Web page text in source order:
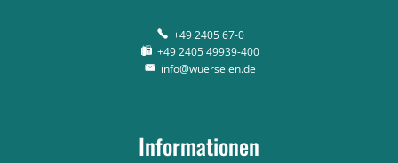
+49 2405 67-0
+49 2405 49939-400
info@wuerselen.de
Informationen